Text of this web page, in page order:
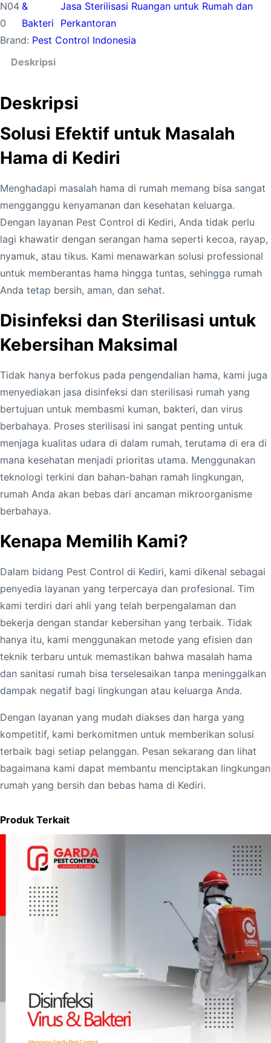
N04
0
&
Bakteri
Jasa Sterilisasi Ruangan untuk Rumah dan
Perkantoran
Brand: Pest Control Indonesia
Deskripsi
Deskripsi
Solusi Efektif untuk Masalah
Hama di Kediri
Menghadapi masalah hama di rumah memang bisa sangat
mengganggu kenyamanan dan kesehatan keluarga.
Dengan layanan Pest Control di Kediri, Anda tidak perlu
lagi khawatir dengan serangan hama seperti kecoa, rayap,
nyamuk, atau tikus. Kami menawarkan solusi professional
untuk memberantas hama hingga tuntas, sehingga rumah
Anda tetap bersih, aman, dan sehat.
Disinfeksi dan Sterilisasi untuk
Kebersihan Maksimal
Tidak hanya berfokus pada pengendalian hama, kami juga
menyediakan jasa disinfeksi dan sterilisasi rumah yang
bertujuan untuk membasmi kuman, bakteri, dan virus
berbahaya. Proses sterilisasi ini sangat penting untuk
menjaga kualitas udara di dalam rumah, terutama di era di
mana kesehatan menjadi prioritas utama. Menggunakan
teknologi terkini dan bahan-bahan ramah lingkungan,
rumah Anda akan bebas dari ancaman mikroorganisme
berbahaya.
Kenapa Memilih Kami?
Dalam bidang Pest Control di Kediri, kami dikenal sebagai
penyedia layanan yang terpercaya dan profesional. Tim
kami terdiri dari ahli yang telah berpengalaman dan
bekerja dengan standar kebersihan yang terbaik. Tidak
hanya itu, kami menggunakan metode yang efisien dan
teknik terbaru untuk memastikan bahwa masalah hama
dan sanitasi rumah bisa terselesaikan tanpa meninggalkan
dampak negatif bagi lingkungan atau keluarga Anda.
Dengan layanan yang mudah diakses dan harga yang
kompetitif, kami berkomitmen untuk memberikan solusi
terbaik bagi setiap pelanggan. Pesan sekarang dan lihat
bagaimana kami dapat membantu menciptakan lingkungan
rumah yang bersih dan bebas hama di Kediri.
Produk Terkait